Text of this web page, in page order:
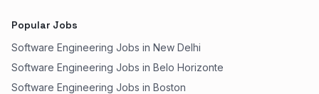
Popular Jobs
Software Engineering Jobs in New Delhi
Software Engineering Jobs in Belo Horizonte
Software Engineering Jobs in Boston